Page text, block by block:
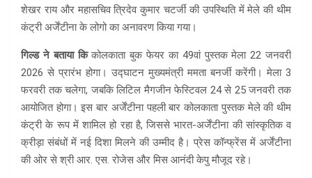
शेखर राय और महासचिव त्रिदेव कुमार चटर्जी की उपस्थिति में मेले की थीम
कंट्री अर्जेंटीना के लोगो का अनावरण किया गया।
गिल्ड ने बताया किकोलकाता बुक फेयर का 49वां पुस्तक मेला 22 जनवरी
2026 से प्रारंभ होगा। उद्घाटन मुख्यमंत्री ममता बनर्जी करेंगी। मेला 3
फरवरी तक चलेगा, जबकि लिटिल मैगजीन फेस्टिवल 24 से 25 जनवरी तक
आयोजित होगा। इस बार अर्जेंटीना पहली बार कोलकाता पुस्तक मेले की थीम
कंट्री के रूप में शामिल हो रहा है, जिससे भारत-अर्जेंटीना की सांस्कृतिक व
क्रीड़ा संबंधों में नई दिशा मिलने की उम्मीद है। प्रेस कॉन्फ्रेंस में अर्जेंटीना
की ओर से श्री आर. एस. रोजेस और मिस आनंदी केपु मौजूद रहे।